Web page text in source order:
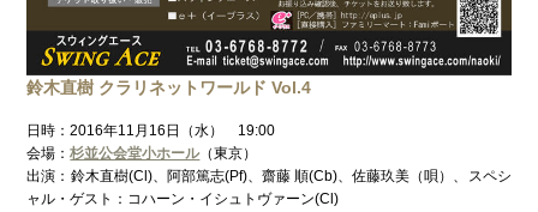
鈴木直樹 クラリネットワールド Vol.4
日時：2016年11月16日（水） 19:00
会場：杉並公会堂小ホール （東京）
出演：鈴木直樹(Cl)、阿部篤志(Pf)、齋藤 順(Cb)、佐藤玖美（唄）、スペシ
ャル・ゲスト：コハーン・イシュトヴァーン(Cl)